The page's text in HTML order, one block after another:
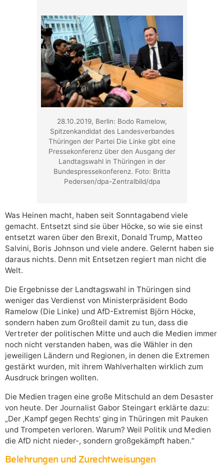
28.10.2019, Berlin: Bodo Ramelow,
Spitzenkandidat des Landesverbandes
Thüringen der Partei Die Linke gibt eine
Pressekonferenz über den Ausgang der
Landtagswahl in Thüringen in der
Bundespressekonferenz. Foto: Britta
Pedersen/dpa-Zentralbild/dpa
Was Heinen macht, haben seit Sonntagabend viele
gemacht. Entsetzt sind sie über Höcke, so wie sie einst
entsetzt waren über den Brexit, Donald Trump, Matteo
Salvini, Boris Johnson und viele andere. Gelernt haben sie
daraus nichts. Denn mit Entsetzen regiert man nicht die
Welt.
Die Ergebnisse der Landtagswahl in Thüringen sind
weniger das Verdienst von Ministerpräsident Bodo
Ramelow (Die Linke) und AfD-Extremist Björn Höcke,
sondern haben zum Großteil damit zu tun, dass die
Vertreter der politischen Mitte und auch die Medien immer
noch nicht verstanden haben, was die Wähler in den
jeweiligen Ländern und Regionen, in denen die Extremen
gestärkt wurden, mit ihrem Wahlverhalten wirklich zum
Ausdruck bringen wollten.
Die Medien tragen eine große Mitschuld an dem Desaster
von heute. Der Journalist Gabor Steingart erklärte dazu:
„Der ‚Kampf gegen Rechts’ ging in Thüringen mit Pauken
und Trompeten verloren. Warum? Weil Politik und Medien
die AfD nicht nieder-, sondern großgekämpft haben.“
Belehrungen und Zurechtweisungen